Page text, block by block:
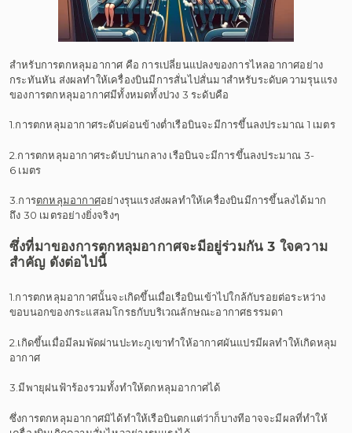
สำหรับการตกหลุมอากาศ คือ การเปลี่ยนแปลงของการไหลอากาศอย่าง
กระทันหัน ส่งผลทำให้เครื่องบินมีการสั่นไปสั่นมาสำหรับระดับความรุนแรง
ของการตกหลุมอากาศมีทั้งหมดทั้งปวง 3 ระดับคือ
1.การตกหลุมอากาศระดับค่อนข้างต่ำเรือบินจะมีการขึ้นลงประมาณ 1 เมตร
2.การตกหลุมอากาศระดับปานกลาง เรือบินจะมีการขึ้นลงประมาณ 3-
6 เมตร
3.การตกหลุมอากาศอย่างรุนแรงส่งผลทำให้เครื่องบินมีการขึ้นลงได้มาก
ถึง 30 เมตรอย่างยิ่งจริงๆ
ซึ่งที่มาของการตกหลุมอากาศจะมีอยู่ร่วมกัน 3 ใจความ
สำคัญ ดังต่อไปนี้
1.การตกหลุมอากาศนั้นจะเกิดขึ้นเมื่อเรือบินเข้าไปใกล้กับรอยต่อระหว่าง
ขอบนอกของกระแสลมโกรธกับบริเวณลักษณะอากาศธรรมดา
2.เกิดขึ้นเมื่อมีลมพัดผ่านปะทะภูเขาทำให้อากาศผันแปรมีผลทำให้เกิดหลุม
อากาศ
3.มีพายุฝนฟ้าร้องรวมทั้งทำให้ตกหลุมอากาศได้
ซึ่งการตกหลุมอากาศมิได้ทำให้เรือบินตกแต่ว่าก็บางทีอาจจะมีผลที่ทำให้